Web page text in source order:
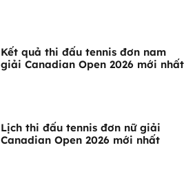
Kết quả thi đấu tennis đơn nam
giải Canadian Open 2026 mới nhất
Lịch thi đấu tennis đơn nữ giải
Canadian Open 2026 mới nhất